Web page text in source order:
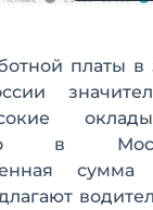
платы в
в